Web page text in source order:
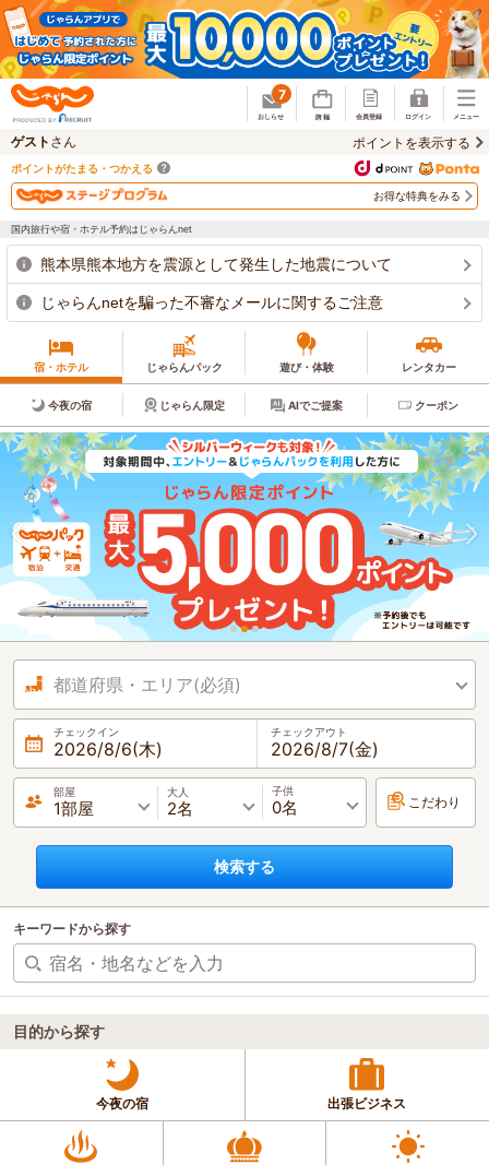
7
ゲスト さん ポイントを表示する
ポイントがたまる・つかえる
お得な特典をみる
国内旅行や宿・ホテル予約はじゃらんnet
熊本県熊本地方を震源として発生した地震について
じゃらんnetを騙った不審なメールに関するご注意
宿・ホテル じゃらんパック 遊び・体験 レンタカー
今夜の宿 じゃらん限定 AIでご提案 クーポン
都道府県・エリア(必須)
チェックイン
2026/8/6(木)
チェックアウト
2026/8/7(金)
部屋 大人 子供
こだわり
検索する
キーワードから探す
目的から探す
今夜の宿 出張ビジネス